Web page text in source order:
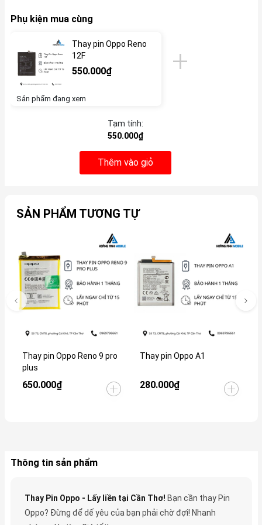
Phụ kiện mua cùng
Thay pin Oppo Reno
12F
550.000₫
Sản phẩm đang xem
Tạm tính:
550.000₫
Thêm vào giỏ
SẢN PHẨM TƯƠNG TỰ
Thay pin Oppo Reno 9 pro
plus
650.000₫
Thay pin Oppo A1
280.000₫
Thông tin sản phẩm
Thay Pin Oppo - Lấy liền tại Cần Thơ! Bạn cần thay Pin
Oppo? Đừng để dế yêu của bạn phải chờ đợi! Nhanh